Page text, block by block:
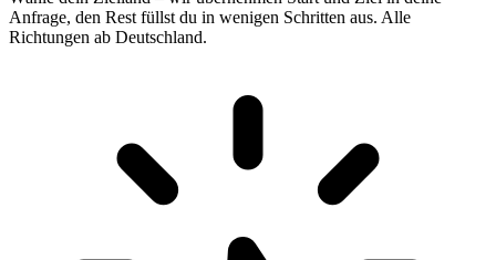
Anfrage, den Rest füllst du in wenigen Schritten aus. Alle
Richtungen ab Deutschland.